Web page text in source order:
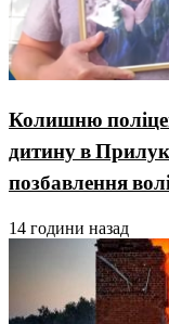
Колишню
дитину в
позбавлення
14 години назад